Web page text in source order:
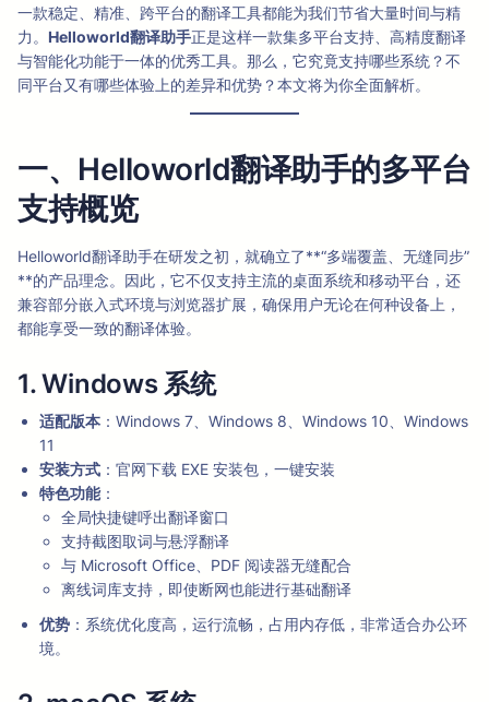
一款稳定、精准、跨平台的翻译工具都能为我们节省大量时间与精
力。 Helloworld翻译助手正是这样一款集多平台支持、高精度翻译
与智能化功能于一体的优秀工具。那么，它究竟支持哪些系统？不
同平台又有哪些体验上的差异和优势？本文将为你全面解析。
一、Helloworld翻译助手的多平台
支持概览
Helloworld翻译助手在研发之初，就确立了**“多端覆盖、无缝同步”
**的产品理念。因此，它不仅支持主流的桌面系统和移动平台，还
兼容部分嵌入式环境与浏览器扩展，确保用户无论在何种设备上，
都能享受一致的翻译体验。
1. Windows 系统
适配版本 ：Windows 7、Windows 8、Windows 10、Windows
11
安装方式 ：官网下载 EXE 安装包，一键安装
特色功能：
全局快捷键呼出翻译窗口
支持截图取词与悬浮翻译
与 Microsoft Office、PDF 阅读器无缝配合
离线词库支持，即使断网也能进行基础翻译
优势 ：系统优化度高，运行流畅，占用内存低，非常适合办公环
境。